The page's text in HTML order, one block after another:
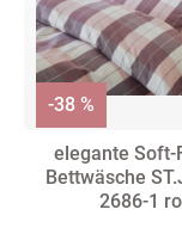
elegante Soft-
Bettwäsche
2686-1
-38 %